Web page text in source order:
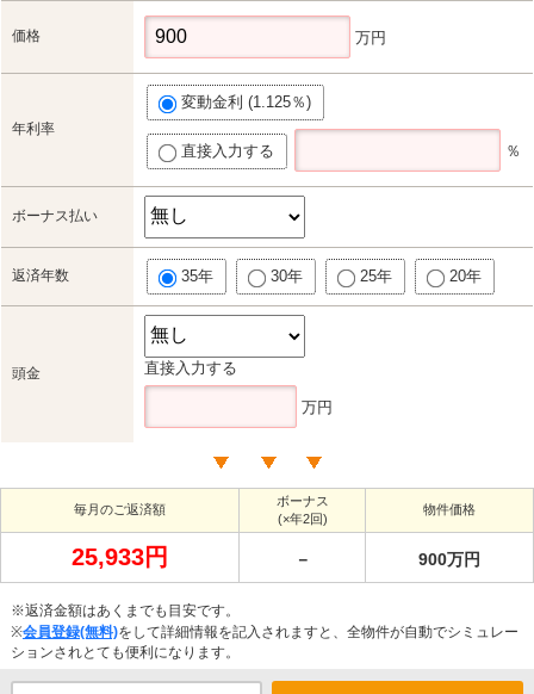
価格 万円
年利率
変動金利 (1.125％)
直接入力する ％
ボーナス払い
返済年数 35年 30年 25年 20年
頭金 直接入力する
万円
毎月のご返済額
ボーナス
(×年2回)
物件価格
25,933円 － 900万円
※返済金額はあくまでも目安です。
※会員登録(無料)をして詳細情報を記入されますと、全物件が自動でシミュレー
ションされとても便利になります。